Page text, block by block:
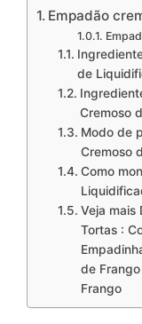
Empadão
de
Cremoso
Modo de
Cremoso
Como
Veja mais
Tortas :
de
Frango